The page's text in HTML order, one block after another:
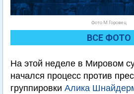
Фото М.Горовец
ВСЕ ФОТО
На этой неделе в Мировом
начался процесс против
группировки Алика